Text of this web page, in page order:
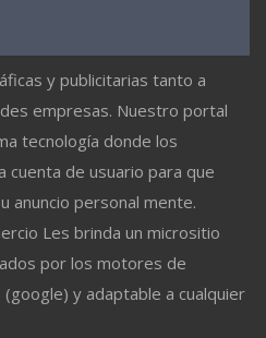
y publicitarias tanto a
empresas. Nuestro portal
tecnología donde los
cuenta de usuario para que
anuncio personal mente.
Les brinda un micrositio
por los motores de
y adaptable a cualquier